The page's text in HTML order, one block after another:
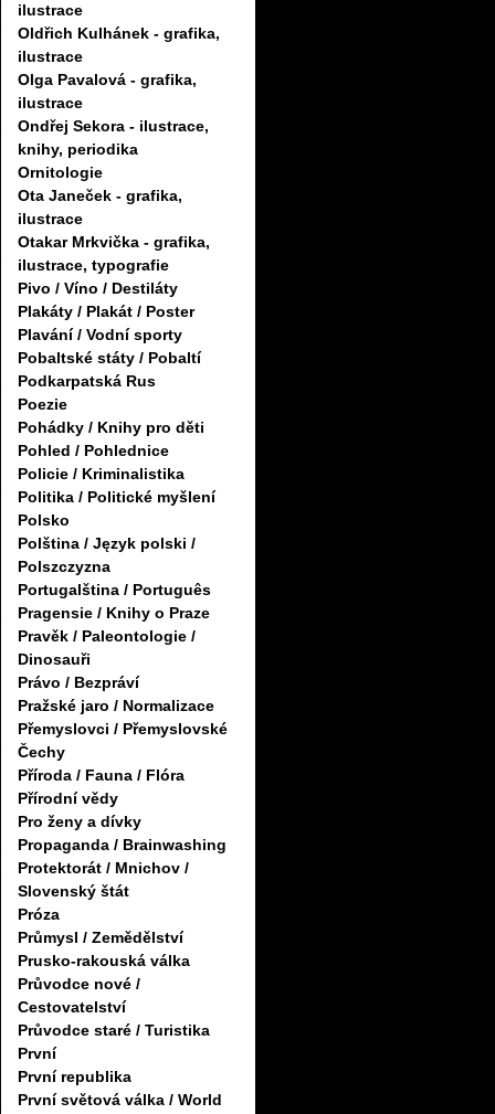
ilustrace
Oldřich Kulhánek - grafika,
ilustrace
Olga Pavalová - grafika,
ilustrace
Ondřej Sekora - ilustrace,
knihy, periodika
Ornitologie
Ota Janeček - grafika,
ilustrace
Otakar Mrkvička - grafika,
ilustrace, typografie
Pivo / Víno / Destiláty
Plakáty / Plakát / Poster
Plavání / Vodní sporty
Pobaltské státy / Pobaltí
Podkarpatská Rus
Poezie
Pohádky / Knihy pro děti
Pohled / Pohlednice
Policie / Kriminalistika
Politika / Politické myšlení
Polsko
Polština / Język polski /
Polszczyzna
Portugalština / Português
Pragensie / Knihy o Praze
Pravěk / Paleontologie /
Dinosauři
Právo / Bezpráví
Pražské jaro / Normalizace
Přemyslovci / Přemyslovské
Čechy
Příroda / Fauna / Flóra
Přírodní vědy
Pro ženy a dívky
Propaganda / Brainwashing
Protektorát / Mnichov /
Slovenský štát
Próza
Průmysl / Zemědělství
Prusko-rakouská válka
Průvodce nové /
Cestovatelství
Průvodce staré / Turistika
První
První republika
První světová válka / World